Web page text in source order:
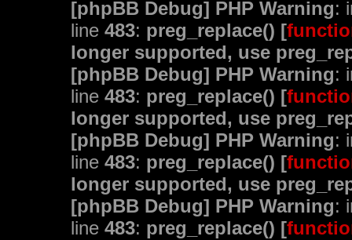
[phpBB Debug] PHP Warning:
line 483: preg_replace() [
longer supported, use
[phpBB Debug] PHP Warning:
line 483: preg_replace() [
longer supported, use
[phpBB Debug] PHP Warning:
line 483: preg_replace() [
longer supported, use
[phpBB Debug] PHP Warning:
line 483: preg_replace() [